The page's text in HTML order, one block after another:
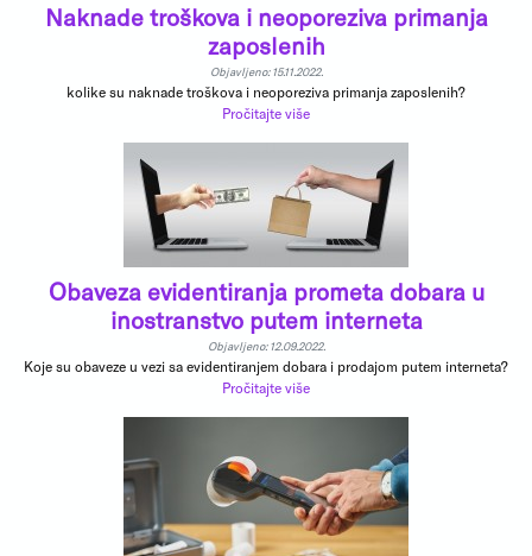
Naknade troškova i neoporeziva primanja
zaposlenih
Objavljeno: 15.11.2022.
kolike su naknade troškova i neoporeziva primanja zaposlenih?
Pročitajte više
Obaveza evidentiranja prometa dobara u
inostranstvo putem interneta
Objavljeno: 12.09.2022.
Koje su obaveze u vezi sa evidentiranjem dobara i prodajom putem interneta?
Pročitajte više